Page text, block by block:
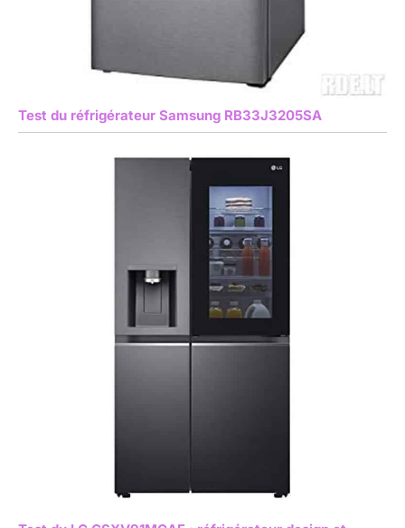
Test du réfrigérateur Samsung RB33J3205SA